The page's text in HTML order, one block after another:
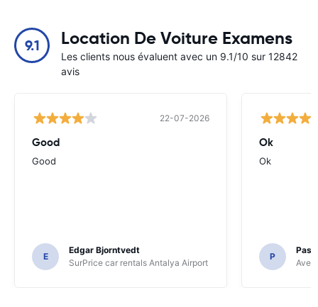
9.1 Location De Voiture Examens
Les clients nous évaluent avec un 9.1/10 sur 12842
avis
22-07-2026
Good
Good
E
Edgar Bjorntvedt
SurPrice car rentals Antalya Airport
Ok
Ok
P
Avec